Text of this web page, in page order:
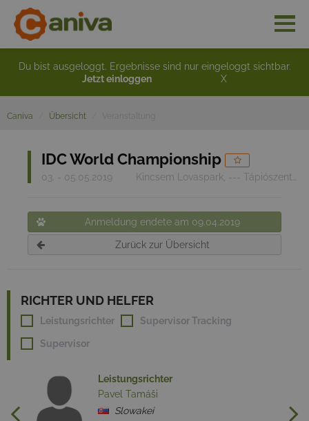
Du bist ausgeloggt. Ergebnisse sind nur eingeloggt sichtbar.
Jetzt einloggen
X
Caniva Übersicht
IDC World Championship
03. - 05.05.2019 Kincsem Lovaspark, --- Tápiószentmárton
Anmeldung endete am 09.04.2019
Zurück zur Übersicht
RICHTER UND HELFER
Leistungsrichter Supervisor Tracking
Supervisor
Leistungsrichter
Pavel Tamáši
Slowakei